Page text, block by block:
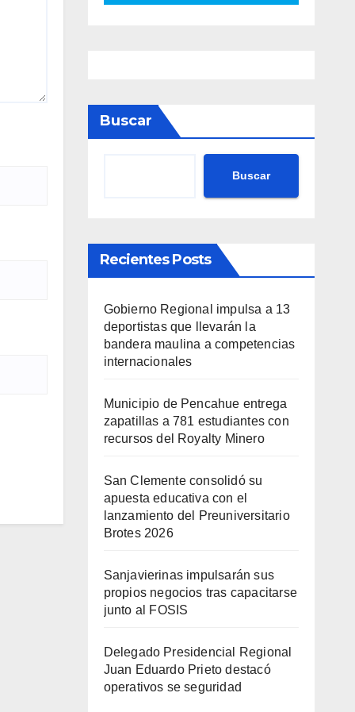
Buscar
Buscar
Recientes Posts
Gobierno Regional impulsa a 13
deportistas que llevarán la
bandera maulina a competencias
internacionales
Municipio de Pencahue entrega
zapatillas a 781 estudiantes con
recursos del Royalty Minero
San Clemente consolidó su
apuesta educativa con el
lanzamiento del Preuniversitario
Brotes 2026
Sanjavierinas impulsarán sus
propios negocios tras capacitarse
junto al FOSIS
Delegado Presidencial Regional
Juan Eduardo Prieto destacó
operativos se seguridad